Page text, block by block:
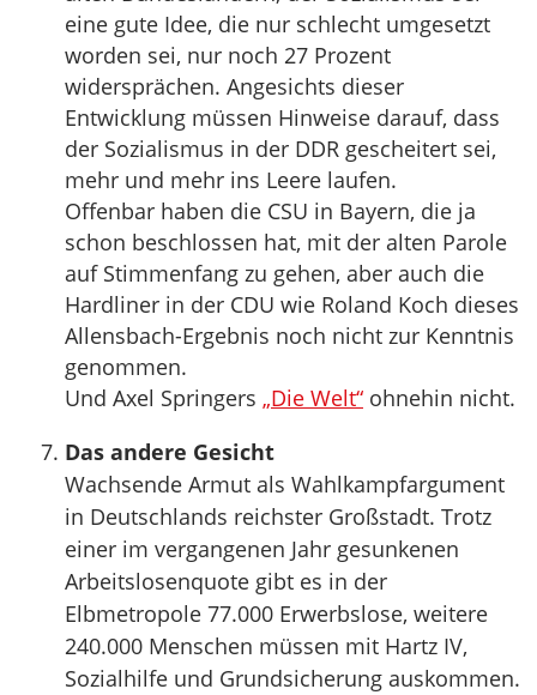
eine gute Idee, die nur schlecht umgesetzt
worden sei, nur noch 27 Prozent
widersprächen. Angesichts dieser
Entwicklung müssen Hinweise darauf, dass
der Sozialismus in der DDR gescheitert sei,
mehr und mehr ins Leere laufen.
Offenbar haben die CSU in Bayern, die ja
schon beschlossen hat, mit der alten Parole
auf Stimmenfang zu gehen, aber auch die
Hardliner in der CDU wie Roland Koch dieses
Allensbach-Ergebnis noch nicht zur Kenntnis
genommen.
Und Axel Springers „Die Welt“ ohnehin nicht.
Das andere Gesicht
Wachsende Armut als Wahlkampfargument
in Deutschlands reichster Großstadt. Trotz
einer im vergangenen Jahr gesunkenen
Arbeitslosenquote gibt es in der
Elbmetropole 77.000 Erwerbslose, weitere
240.000 Menschen müssen mit Hartz IV,
Sozialhilfe und Grundsicherung auskommen.